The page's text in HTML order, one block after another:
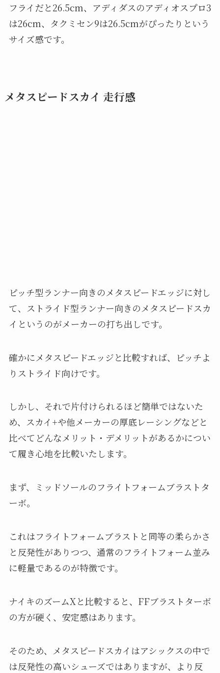
フライだと26.5cm、アディダスのアディオスプロ3
は26cm、タクミセン9は26.5cmがぴったりという
サイズ感です。
メタスピードスカイ 走行感
ピッチ型ランナー向きのメタスピードエッジに対し
て、ストライド型ランナー向きのメタスピードスカ
イというのがメーカーの打ち出しです。
確かにメタスピードエッジと比較すれば、ピッチよ
りストライド向けです。
しかし、それで片付けられるほど簡単ではないた
め、スカイ+や他メーカーの厚底レーシングなどと
比べてどんなメリット・デメリットがあるかについ
て履き心地を比較いたします。
まず、ミッドソールのフライトフォームブラストタ
ーボ。
これはフライトフォームブラストと同等の柔らかさ
と反発性がありつつ、通常のフライトフォーム並み
に軽量であるのが特徴です。
ナイキのズームXと比較すると、FFブラストターボ
の方が硬く、安定感はあります。
そのため、メタスピードスカイはアシックスの中で
は反発性の高いシューズではありますが、より反